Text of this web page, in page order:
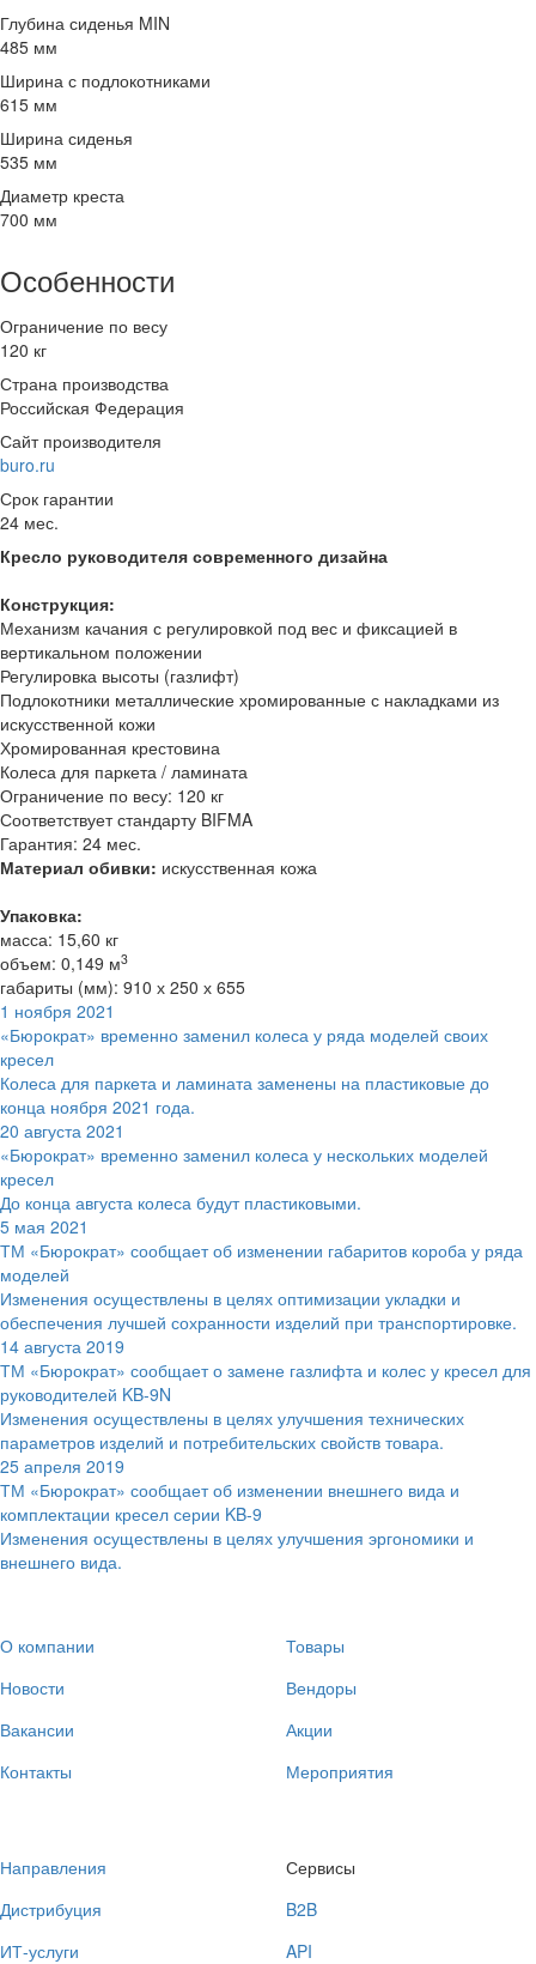
Глубина сиденья MIN
485 мм
Ширина с подлокотниками
615 мм
Ширина сиденья
535 мм
Диаметр креста
700 мм
Особенности
Ограничение по весу
120 кг
Страна производства
Российская Федерация
Сайт производителя
buro.ru
Срок гарантии
24 мес.
Кресло руководителя современного дизайна
Конструкция:
Механизм качания с регулировкой под вес и фиксацией в
вертикальном положении
Регулировка высоты (газлифт)
Подлокотники металлические хромированные с накладками из
искусственной кожи
Хромированная крестовина
Колеса для паркета / ламината
Ограничение по весу: 120 кг
Соответствует стандарту BIFMA
Гарантия: 24 мес.
Материал обивки: искусственная кожа
Упаковка:
масса: 15,60 кг
объем: 0,149 м3
габариты (мм): 910 х 250 х 655
1 ноября 2021
«Бюрократ» временно заменил колеса у ряда моделей своих
кресел
Колеса для паркета и ламината заменены на пластиковые до
конца ноября 2021 года.
20 августа 2021
«Бюрократ» временно заменил колеса у нескольких моделей
кресел
До конца августа колеса будут пластиковыми.
5 мая 2021
ТМ «Бюрократ» сообщает об изменении габаритов короба у ряда
моделей
Изменения осуществлены в целях оптимизации укладки и
обеспечения лучшей сохранности изделий при транспортировке.
14 августа 2019
ТМ «Бюрократ» сообщает о замене газлифта и колес у кресел для
руководителей KB-9N
Изменения осуществлены в целях улучшения технических
параметров изделий и потребительских свойств товара.
25 апреля 2019
ТМ «Бюрократ» сообщает об изменении внешнего вида и
комплектации кресел серии KB-9
Изменения осуществлены в целях улучшения эргономики и
внешнего вида.
О компании
Новости
Вакансии
Контакты
Товары
Вендоры
Акции
Мероприятия
Направления
Дистрибуция
ИТ-услуги
Сервисы
B2B
API